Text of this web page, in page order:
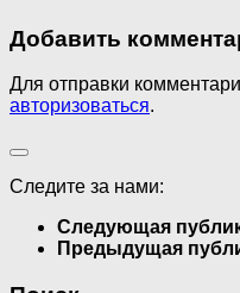
Добавить
Для отправки
авторизоваться.
Следите за нами:
Следующая
Предыдущая